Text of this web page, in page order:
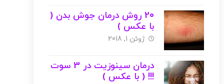
20 روش درمان جوش بدن (
با عکس )
ژوئن 1, 2018
درمان سینوزیت در 3 سوت
!!! ( با عکس )